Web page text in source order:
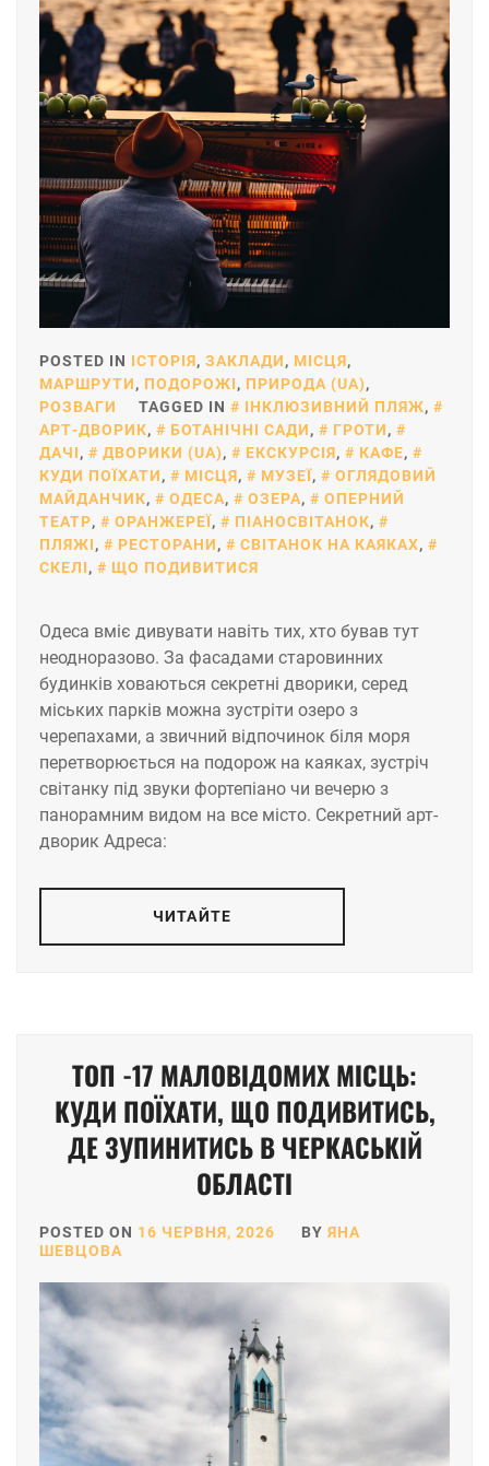
POSTED IN ІСТОРІЯ, ЗАКЛАДИ, МІСЦЯ,
МАРШРУТИ, ПОДОРОЖІ, ПРИРОДА (UA),
РОЗВАГИ
TAGGED IN ІНКЛЮЗИВНИЙ ПЛЯЖ,
АРТ-ДВОРИК, БОТАНІЧНІ САДИ, ГРОТИ,
ДАЧІ, ДВОРИКИ (UA), ЕКСКУРСІЯ, КАФЕ,
КУДИ ПОЇХАТИ, МІСЦЯ, МУЗЕЇ,
ОГЛЯДОВИЙ
МАЙДАНЧИК, ОДЕСА, ОЗЕРА,
ОПЕРНИЙ
ТЕАТР, ОРАНЖЕРЕЇ, ПІАНОСВІТАНОК,
ПЛЯЖІ, РЕСТОРАНИ, СВІТАНОК НА КАЯКАХ,
СКЕЛІ, ЩО ПОДИВИТИСЯ
Одеса вміє дивувати навіть тих, хто бував тут
неодноразово. За фасадами старовинних
будинків ховаються секретні дворики, серед
міських парків можна зустріти озеро з
черепахами, а звичний відпочинок біля моря
перетворюється на подорож на каяках, зустріч
світанку під звуки фортепіано чи вечерю з
панорамним видом на все місто. Секретний арт-
дворик Адреса:
ЧИТАЙТЕ
ТОП -17 МАЛОВІДОМИХ МІСЦЬ:
КУДИ ПОЇХАТИ, ЩО ПОДИВИТИСЬ,
ДЕ ЗУПИНИТИСЬ В ЧЕРКАСЬКІЙ
ОБЛАСТІ
POSTED ON 16 ЧЕРВНЯ, 2026 BY ЯНА
ШЕВЦОВА